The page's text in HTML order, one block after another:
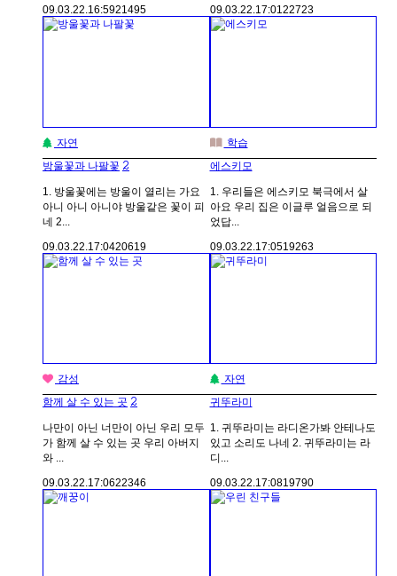
09.03.22.16:5921495
09.03.22.17:0122723
자연
방울꽃과 나팔꽃 2
1. 방울꽃에는 방울이 열리는 가요
아니 아니 아니야 방울같은 꽃이 피
네 2...
09.03.22. 17:0420619
학습
에스키모
1. 우리들은 에스키모 북극에서 살
아요 우리 집은 이글루 얼음으로 되
었답...
09.03.22. 17:0519263
감성
함께 살 수 있는 곳 2
나만이 아닌 너만이 아닌 우리 모두
가 함께 살 수 있는 곳 우리 아버지
와 ...
09.03.22.17:0622346
자연
귀뚜라미
1. 귀뚜라미는 라디온가봐 안테나도
있고 소리도 나네 2. 귀뚜라미는 라
디...
09.03.22.17:0819790